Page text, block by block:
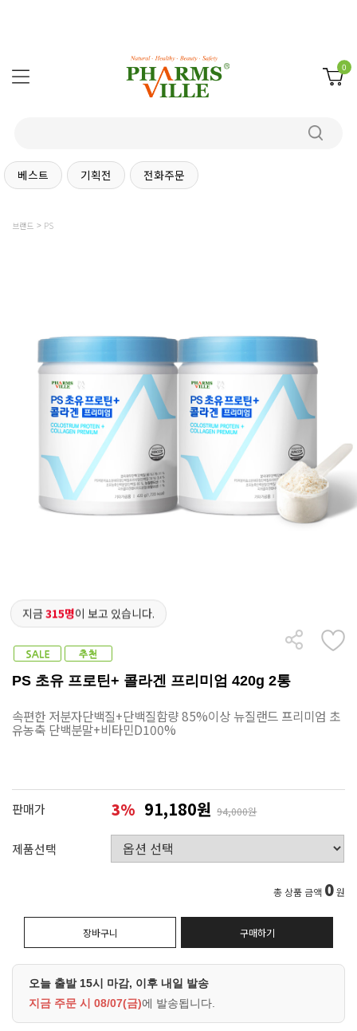
0
베스트 기획전 전화주문
브랜드 PS
지금315명이 보고 있습니다.
PS 초유 프로틴+ 콜라겐 프리미엄 420g 2통
속편한 저분자단백질+단백질함량 85%이상 뉴질랜드 프리미엄 초
유농축 단백분말+비타민D100%
판매가 3% 91,180원 94,000원
제품선택
총 상품 금액 0원
장바구니 구매하기
오늘 출발 15시 마감, 이후 내일 발송
지금 주문 시 08/07(금)에 발송됩니다.